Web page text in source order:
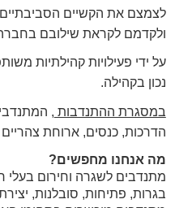
לצמצם את הקשיים הסביבתיים
ולקדמם לקראת שילובם
על ידי פעילויות קהילתיות
נכון בקהילה.
במסגרת ההתנדבות ,
הדרכות, כנסים, ארוחת צהריים
מה אנחנו מחפשים?
מתנדבים לשגרה וחירום בעלי
בגרות, פתיחות, סובלנות,